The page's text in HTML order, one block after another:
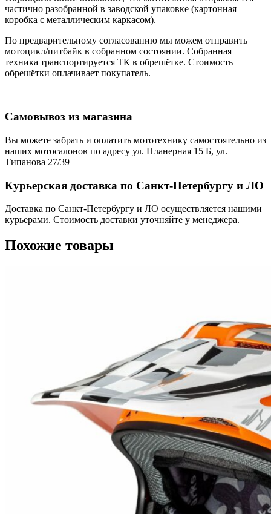
частично разобранной в заводской упаковке (картонная
коробка с металлическим каркасом).
По предварительному согласованию мы можем отправить
мотоцикл/питбайк в собранном состоянии. Собранная
техника транспортируется ТК в обрешётке. Стоимость
обрешётки оплачивает покупатель.
Самовывоз из магазина
Вы можете забрать и оплатить мототехнику самостоятельно из
наших мотосалонов по адресу ул. Планерная 15 Б, ул.
Типанова 27/39
Курьерская доставка по Санкт-Петербургу и ЛО
Доставка по Санкт-Петербургу и ЛО осуществляется нашими
курьерами. Стоимость доставки уточняйте у менеджера.
Похожие товары